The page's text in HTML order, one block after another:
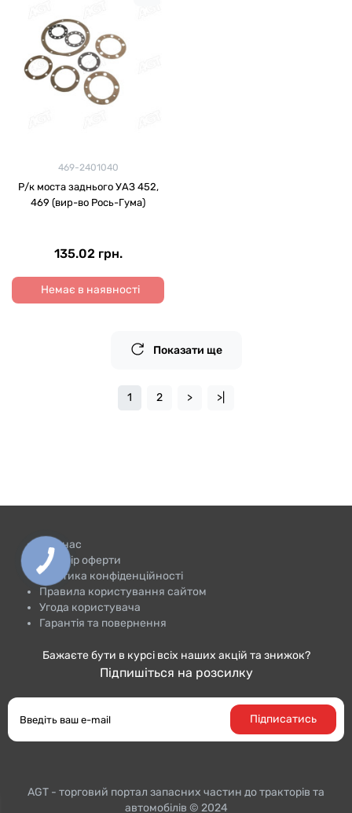
469-2401040
Р/к моста заднього УАЗ 452,
469 (вир-во Рось-Гума)
135.02 грн.
Немає в наявності
Показати ще
1 2 > >|
Про нас
Договір оферти
Політика конфіденційності
Правила користування сайтом
Угода користувача
Гарантія та повернення
Бажаєте бути в курсі всіх наших акцій та знижок?
Підпишіться на розсилку
Підписатись
AGT - торговий портал запасних частин до тракторiв та
автомобілів © 2024